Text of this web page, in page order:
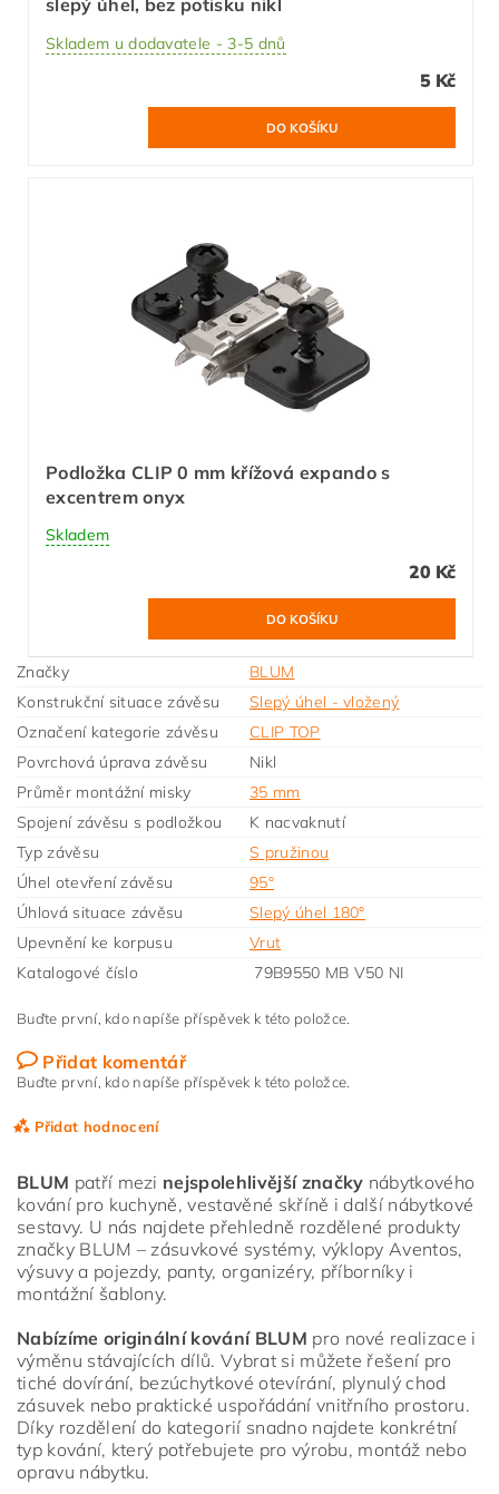
slepý úhel, bez potisku nikl
Skladem u dodavatele - 3-5 dnů
5 Kč
Podložka CLIP 0 mm křížová expando s
excentrem onyx
Skladem
20 Kč
Značky
BLUM
Konstrukční situace závěsu
Slepý úhel - vložený
Označení kategorie závěsu
CLIP TOP
Povrchová úprava závěsu
Nikl
Průměr montážní misky
35 mm
Spojení závěsu s podložkou
K nacvaknutí
Typ závěsu
S pružinou
Úhel otevření závěsu
95°
Úhlová situace závěsu
Slepý úhel 180°
Upevnění ke korpusu
Vrut
Katalogové číslo
79B9550 MB V50 NI
Buďte první, kdo napíše příspěvek k této položce.
Přidat komentář
Buďte první, kdo napíše příspěvek k této položce.
Přidat hodnocení
Vložením hodnocení souhlasíte s
osobních údajů
BLUM patří mezi nejspolehlivější značky nábytkového
kování pro kuchyně, vestavěné skříně i další nábytkové
sestavy. U nás najdete přehledně rozdělené produkty
značky BLUM – zásuvkové systémy, výklopy Aventos,
výsuvy a pojezdy, panty, organizéry, příborníky i
montážní šablony.
Nabízíme originální kování BLUM pro nové realizace i
výměnu stávajících dílů. Vybrat si můžete řešení pro
tiché dovírání, bezúchytkové otevírání, plynulý chod
zásuvek nebo praktické uspořádání vnitřního prostoru.
Díky rozdělení do kategorií snadno najdete konkrétní
typ kování, který potřebujete pro výrobu, montáž nebo
opravu nábytku.